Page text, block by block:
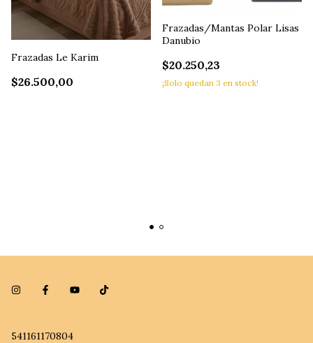
Frazadas Le Karim
$26.500,00
Frazadas/Mantas Polar Lisas
Danubio
$20.250,23
¡Solo quedan 3 en stock!
541161170804